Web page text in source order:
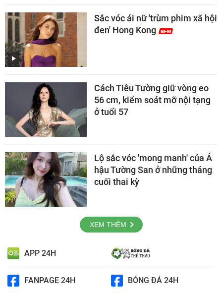
Sắc vóc ái nữ 'trùm phim xã hội
đen' Hong Kong
Cách Tiêu Tường giữ vòng eo
56 cm, kiểm soát mỡ nội tạng
ở tuổi 57
Lộ sắc vóc 'mong manh' của Á
hậu Tường San ở những tháng
cuối thai kỳ
XEM THÊM
APP 24H
FANPAGE 24H BÓNG ĐÁ 24H